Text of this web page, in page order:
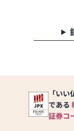
「いい
である
証券コ